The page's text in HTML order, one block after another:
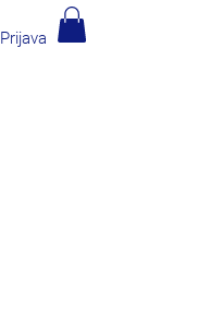
Prijava